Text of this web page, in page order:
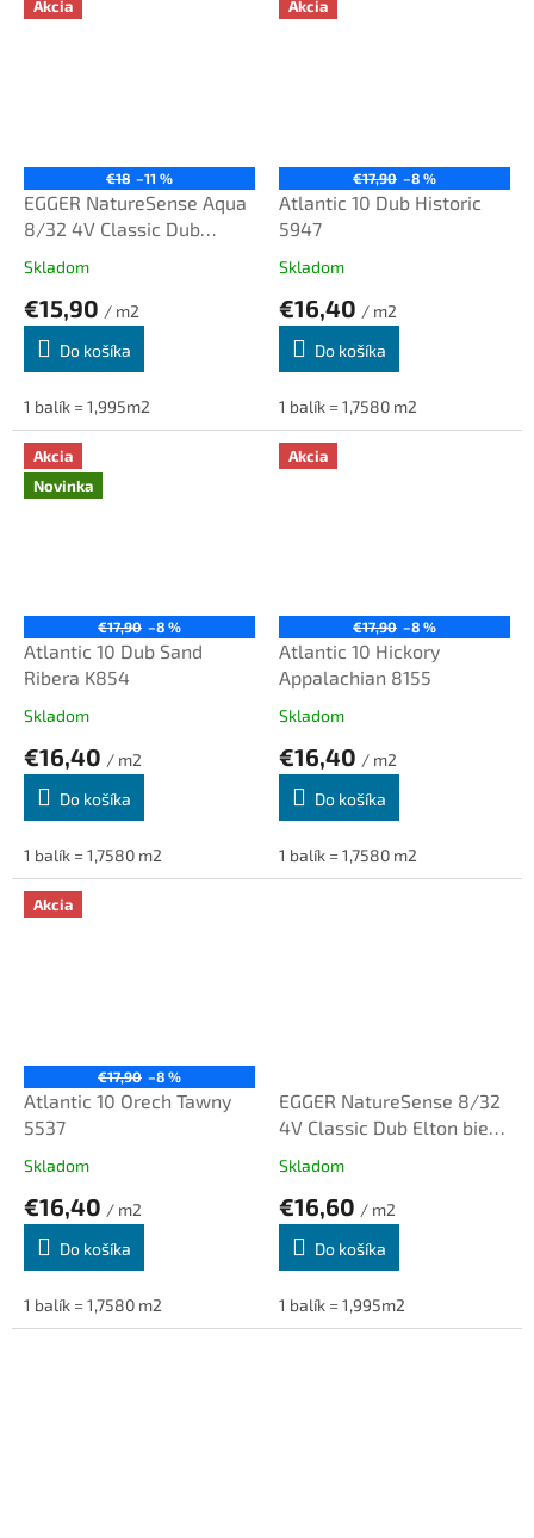
Akcia
€18 –11 %
EGGER NatureSense Aqua
8/32 4V Classic Dub
Skladom
€15,90 / m2
Do košíka
1 balík = 1,995m2
Akcia
€17,90 –8 %
Atlantic 10 Dub Historic
5947
Skladom
€16,40 / m2
Do košíka
1 balík = 1,7580 m2
Akcia
Novinka
€17,90 –8 %
Atlantic 10 Dub Sand
Ribera K854
Skladom
€16,40 / m2
Do košíka
1 balík = 1,7580 m2
Akcia
€17,90 –8 %
Atlantic 10 Hickory
Appalachian 8155
Skladom
€16,40 / m2
Do košíka
1 balík = 1,7580 m2
Akcia
€17,90 –8 %
Atlantic 10 Orech Tawny
5537
Skladom
€16,40 / m2
Do košíka
1 balík = 1,7580 m2
EGGER NatureSense 8/32
4V Classic Dub Elton biely
Skladom
€16,60 / m2
Do košíka
1 balík = 1,995m2